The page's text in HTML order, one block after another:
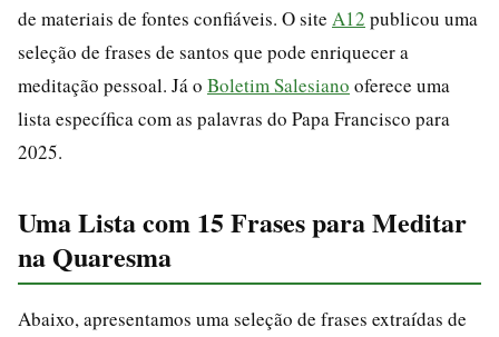
de materiais de fontes confiáveis. O site A12 publicou uma
seleção de frases de santos que pode enriquecer a
meditação pessoal. Já o Boletim Salesiano oferece uma
lista específica com as palavras do Papa Francisco para
2025.
Uma Lista com 15 Frases para Meditar
na Quaresma
Abaixo, apresentamos uma seleção de frases extraídas de